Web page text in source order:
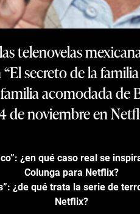
telenovelas
secreto de la
acomodada de
de noviembre en
¿en qué caso real se
Colunga para Netflix?
¿de qué trata la serie de
Netflix?